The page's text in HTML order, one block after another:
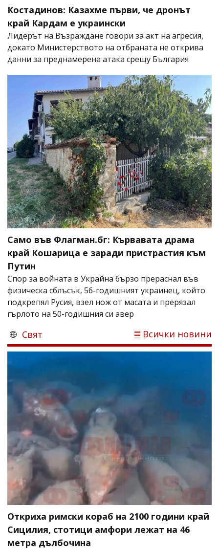
Костадинов: Казахме първи, че дронът
край Кардам е украински
Лидерът на Възраждане говори за акт на агресия,
докато Министерството на отбраната не открива
данни за преднамерена атака срещу България
Само във Флагман.бг: Кървавата драма
край Кошарица е заради пристрастия към
Путин
Спор за войната в Украйна бързо прераснал във
физическа сблъсък, 56-годишният украинец, който
подкрепял Русия, взел нож от масата и прерязал
гърлото на 50-годишния си авер
Свят Всички новини
Откриха римски кораб на 2100 години край
Сицилия, стотици амфори лежат на 46
метра дълбочина